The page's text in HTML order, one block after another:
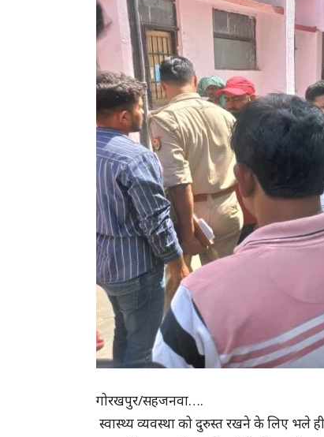
गोरखपुर/सहजनवा….
स्वास्थ्य व्यवस्था को दुरुस्त रखने के लिए भले